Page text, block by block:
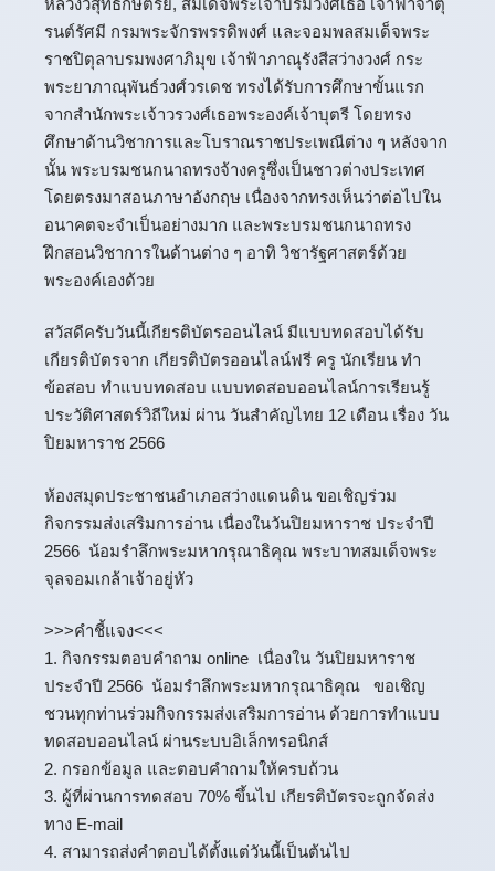
รนต์รัศมี กรมพระจักรพรรดิพงศ์ และจอมพลสมเด็จพระ
ราชปิตุลาบรมพงศาภิมุข เจ้าฟ้าภาณุรังสีสว่างวงศ์ กระ
พระยาภาณุพันธ์วงศ์วรเดช ทรงได้รับการศึกษาขั้นแรก
จากสำนักพระเจ้าวรวงศ์เธอพระองค์เจ้าบุตรี โดยทรง
ศึกษาด้านวิชาการและโบราณราชประเพณีต่าง ๆ หลังจาก
นั้น พระบรมชนกนาถทรงจ้างครูซึ่งเป็นชาวต่างประเทศ
โดยตรงมาสอนภาษาอังกฤษ เนื่องจากทรงเห็นว่าต่อไปใน
อนาคตจะจำเป็นอย่างมาก และพระบรมชนกนาถทรง
ฝึกสอนวิชาการในด้านต่าง ๆ อาทิ วิชารัฐศาสตร์ด้วย
พระองค์เองด้วย
สวัสดีครับวันนี้เกียรติบัตรออนไลน์ มีแบบทดสอบได้รับ
เกียรติบัตรจาก เกียรติบัตรออนไลน์ฟรี ครู นักเรียน ทำ
ข้อสอบ ทำแบบทดสอบ แบบทดสอบออนไลน์การเรียนรู้
ประวัติศาสตร์วิถีใหม่ ผ่าน วันสำคัญไทย 12 เดือน เรื่อง วัน
ปิยมหาราช 2566
ห้องสมุดประชาชนอำเภอสว่างแดนดิน ขอเชิญร่วม
กิจกรรมส่งเสริมการอ่าน เนื่องในวันปิยมหาราช ประจำปี
2566 น้อมรำลึกพระมหากรุณาธิคุณ พระบาทสมเด็จพระ
จุลจอมเกล้าเจ้าอยู่หัว
>>>คำชี้แจง<<<
1. กิจกรรมตอบคำถาม online เนื่องใน วันปิยมหาราช
ประจำปี 2566 น้อมรำลึกพระมหากรุณาธิคุณ ขอเชิญ
ชวนทุกท่านร่วมกิจกรรมส่งเสริมการอ่าน ด้วยการทำแบบ
ทดสอบออนไลน์ ผ่านระบบอิเล็กทรอนิกส์
2. กรอกข้อมูล และตอบคำถามให้ครบถ้วน
3. ผู้ที่ผ่านการทดสอบ 70% ขึ้นไป เกียรติบัตรจะถูกจัดส่ง
ทาง E-mail
4. สามารถส่งคำตอบได้ตั้งแต่วันนี้เป็นต้นไป